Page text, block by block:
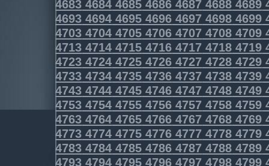
4683 4684 4685 4686 4687 4688 4689
4693 4694 4695 4696 4697 4698 4699
4703 4704 4705 4706 4707 4708 4709
4713 4714 4715 4716 4717 4718 4719
4723 4724 4725 4726 4727 4728 4729
4733 4734 4735 4736 4737 4738 4739
4743 4744 4745 4746 4747 4748 4749
4753 4754 4755 4756 4757 4758 4759
4763 4764 4765 4766 4767 4768 4769
4773 4774 4775 4776 4777 4778 4779
4783 4784 4785 4786 4787 4788 4789
4793 4794 4795 4796 4797 4798 4799